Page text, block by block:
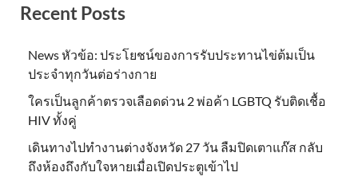
Recent Posts
News หัวข้อ: ประโยชน์ของการรับประทานไข่ต้มเป็น
ประจำทุกวันต่อร่างกาย
ใครเป็นลูกค้าตรวจเลือดด่วน 2 พ่อค้า LGBTQ รับติดเชื้อ
HIV ทั้งคู่
เดินทางไปทำงานต่างจังหวัด 27 วัน ลืมปิดเตาแก๊ส กลับ
ถึงห้องถึงกับใจหายเมื่อเปิดประตูเข้าไป